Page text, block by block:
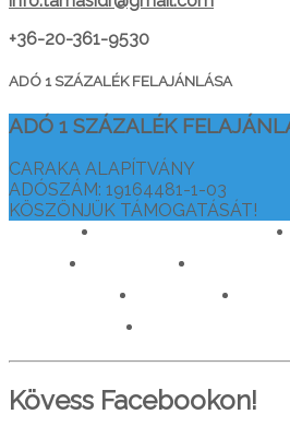
+36-20-361-9530
ADÓ 1 SZÁZALÉK FELAJÁNLÁSA
ADÓ 1 SZÁZALÉK
CARAKA ALAPÍTVÁNY
ADÓSZÁM: 19164481-1-03
KÖSZÖNJÜK TÁMOGATÁSÁT!
drtamasiajurveda.hu
caraka.hu
c911.info
Kövess Facebookon!